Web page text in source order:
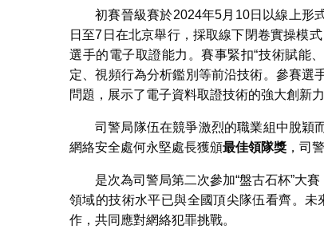
初賽晉級賽於2024年5月10日以線上形
日至7日在北京舉行，採取線下閉卷實操模
選手的電子取證能力。賽事緊扣“技術賦能
定、視頻行為分析鑑別等前沿技術。參賽選
問題，展示了電子資料取證技術的強大創新力
司警局隊伍在競爭激烈的職業組中脫穎
網絡安全處何永堅處長獲頒最佳領隊獎 ，司
是次為司警局第二次參加“盤古石杯”大
領域的技術水平已與全國頂尖隊伍看齊。
作，共同應對網絡犯罪挑戰。